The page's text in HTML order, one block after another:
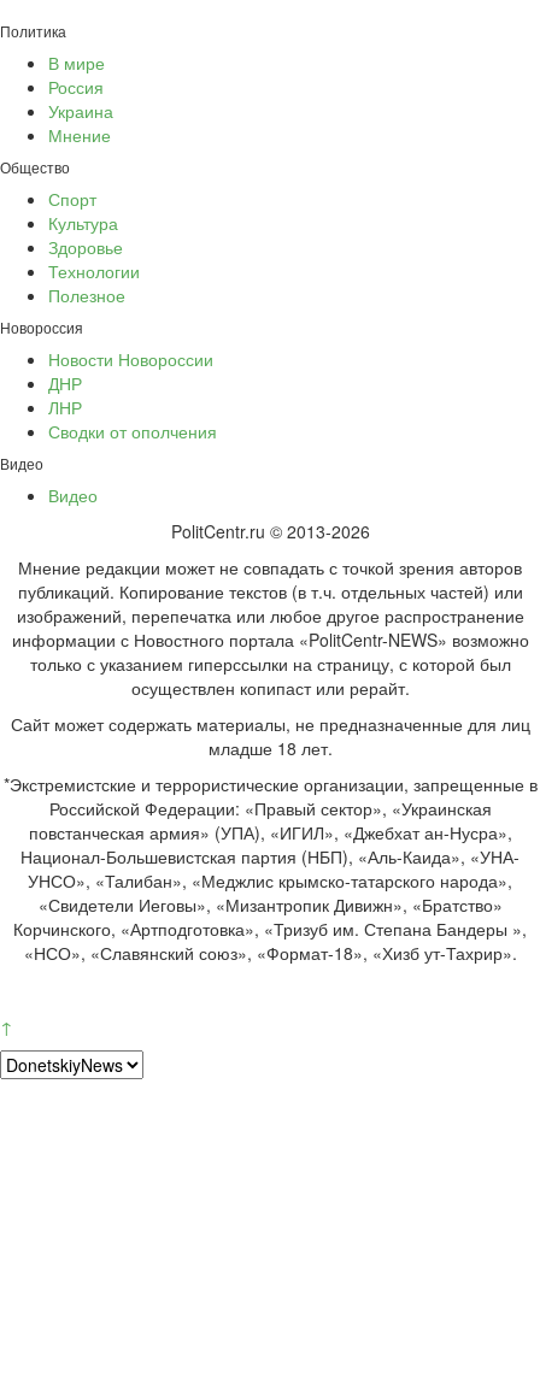
Политика
В мире
Россия
Украина
Мнение
Общество
Спорт
Культура
Здоровье
Технологии
Полезное
Новороссия
Новости Новороссии
ДНР
ЛНР
Сводки от ополчения
Видео
Видео
PolitCentr.ru © 2013-2026
Мнение редакции может не совпадать с точкой зрения авторов
публикаций. Копирование текстов (в т.ч. отдельных частей) или
изображений, перепечатка или любое другое распространение
информации с Новостного портала «PolitCentr-NEWS» возможно
только с указанием гиперссылки на страницу, с которой был
осуществлен копипаст или рерайт.
Сайт может содержать материалы, не предназначенные для лиц
младше 18 лет.
*Экстремистские и террористические организации, запрещенные в
Российской Федерации: «Правый сектор», «Украинская
повстанческая армия» (УПА), «ИГИЛ», «Джебхат ан-Нусра»,
Национал-Большевистская партия (НБП), «Аль-Каида», «УНА-
УНСО», «Талибан», «Меджлис крымско-татарского народа»,
«Свидетели Иеговы», «Мизантропик Дивижн», «Братство»
Корчинского, «Артподготовка», «Тризуб им. Степана Бандеры »,
«НСО», «Славянский союз», «Формат-18», «Хизб ут-Тахрир».
↑